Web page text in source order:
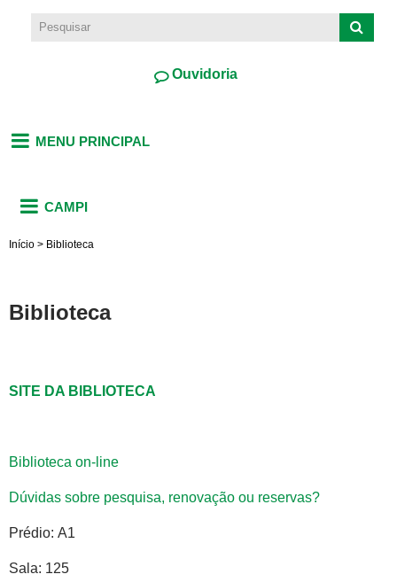
Ouvidoria
MENU PRINCIPAL
CAMPI
Início > Biblioteca
Biblioteca
SITE DA BIBLIOTECA
Biblioteca on-line
Dúvidas sobre pesquisa, renovação ou reservas?
Prédio: A1
Sala: 125